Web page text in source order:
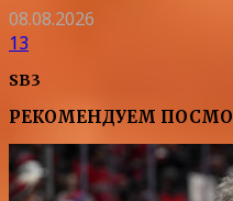
08.08.2026
13
SB3
РЕКОМЕНДУЕМ